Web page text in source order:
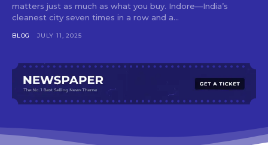
matters just as much as what you buy. Indore—India’s
cleanest city seven times in a row and a...
BLOG JULY 11, 2025